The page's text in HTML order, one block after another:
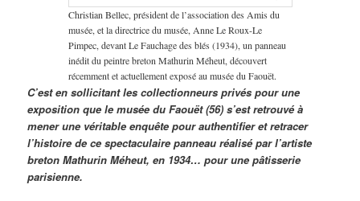
Christian Bellec, président de l’association des Amis du
musée, et la directrice du musée, Anne Le Roux-Le
Pimpec, devant Le Fauchage des blés (1934), un panneau
inédit du peintre breton Mathurin Méheut, découvert
récemment et actuellement exposé au musée du Faouët.
C’est en sollicitant les collectionneurs privés pour une
exposition que le musée du Faouët (56) s’est retrouvé à
mener une véritable enquête pour authentifier et retracer
l’histoire de ce spectaculaire panneau réalisé par l’artiste
breton Mathurin Méheut, en 1934… pour une pâtisserie
parisienne.